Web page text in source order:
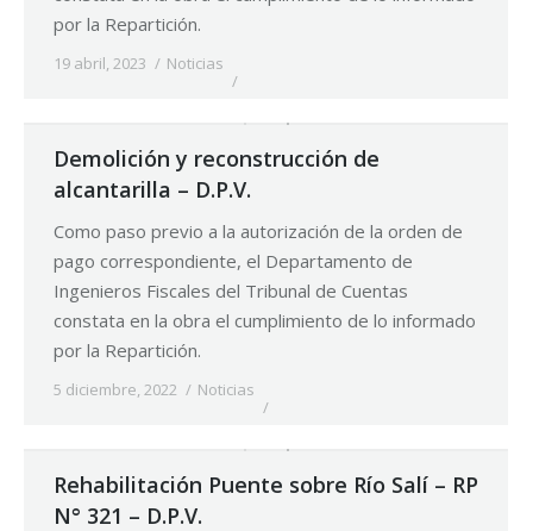
por la Repartición.
19 abril, 2023 Noticias
Demolición y reconstrucción de
alcantarilla – D.P.V.
Como paso previo a la autorización de la orden de
pago correspondiente, el Departamento de
Ingenieros Fiscales del Tribunal de Cuentas
constata en la obra el cumplimiento de lo informado
por la Repartición.
5 diciembre, 2022 Noticias
Rehabilitación Puente sobre Río Salí – RP
N° 321 – D.P.V.